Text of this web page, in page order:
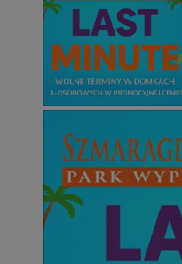
Niezbędne pliki
takich jak
można
SessID